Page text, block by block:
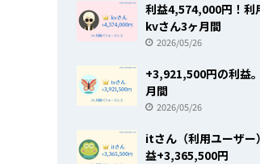
利益4,574,000円！利
kvさん3ヶ月間
2026/05/26
+3,921,500円の利益
月間
2026/05/26
itさん（利用ユーザー
益+3,365,500円